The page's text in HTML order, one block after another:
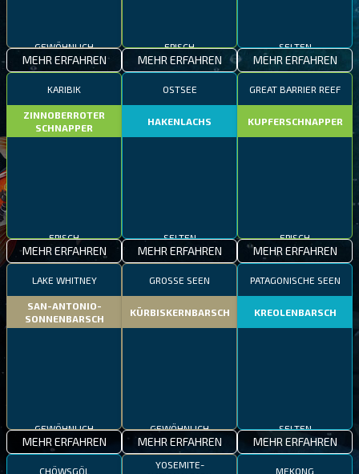
MEHR ERFAHREN MEHR ERFAHREN MEHR ERFAHREN
KARIBIK
ZINNOBERROTER
SCHNAPPER
MEHR ERFAHREN
OSTSEE
HAKENLACHS
MEHR ERFAHREN
GREAT BARRIER REEF
KUPFERSCHNAPPER
MEHR ERFAHREN
LAKE WHITNEY
SAN-ANTONIO-
SONNENBARSCH
MEHR ERFAHREN
GROSSE SEEN
KÜRBISKERNBARSCH
GEWÖHNLICH
MEHR ERFAHREN
PATAGONISCHE SEEN
KREOLENBARSCH
SELTEN
MEHR ERFAHREN
CHÖWSGÖL
YOSEMITE-
MEKONG